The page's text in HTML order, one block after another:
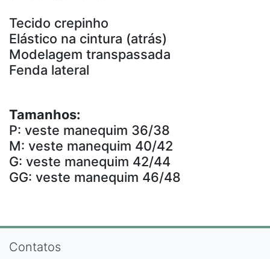
Tecido crepinho
Elástico na cintura (atrás)
Modelagem transpassada
Fenda lateral
Tamanhos:
P: veste manequim 36/38
M: veste manequim 40/42
G: veste manequim 42/44
GG: veste manequim 46/48
Contatos